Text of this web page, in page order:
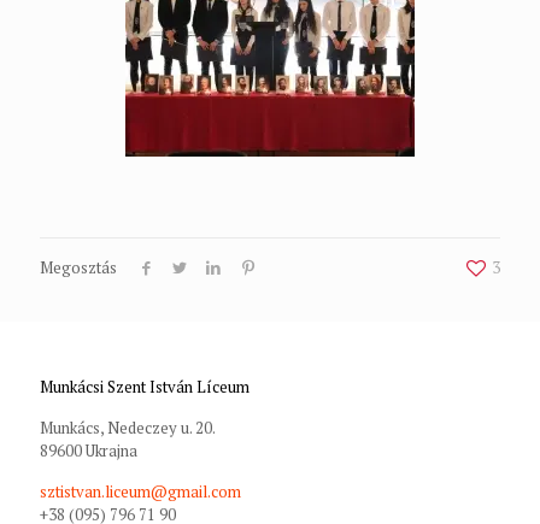
Megosztás 3
Munkácsi Szent István Líceum
Munkács, Nedeczey u. 20.
89600 Ukrajna
sztistvan.liceum@gmail.com
+38 (095) 796 71 90